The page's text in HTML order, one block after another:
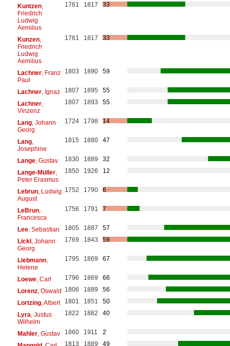
Kuntzen,
Friedrich
Ludwig
Aemilius
1761 1817 33
Kunzen,
Friedrich
Ludwig
Aemilius
1761 1817 33
Lachner, Franz
Paul
1803 1890 59
Lachner, Ignaz 1807 1895
55
Lachner,
Vinzenz
1807 1893 55
Lang, Johann
Georg
1724 1798 14
Lang,
Josephine
1815 1880 47
Lange, Gustav 1830 1889
32
Lange-Müller,
Peter Erasmus
1850 1926 12
Lebrun, Ludwig
August
1752 1790 6
LeBrun,
Francesca
1756 1791 7
Lee, Sebastian 1805 1887
57
Lickl, Johann
Georg
1769 1843 59
Liebmann,
Helene
1795 1869 67
Loewe, Carl 1796 1869
66
Lorenz, Oswald 1806 1889
56
Lortzing, Albert 1801 1851
50
Lyra , Justus
Wilhelm
1822 1882 40
Mahler, Gustav 1860 1911
2
1813 1889 49